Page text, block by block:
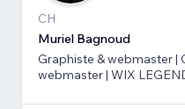
CH
Muriel Bagnoud
Graphiste & webmaster |
webmaster | WIX